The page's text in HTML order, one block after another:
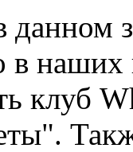
в
клуб